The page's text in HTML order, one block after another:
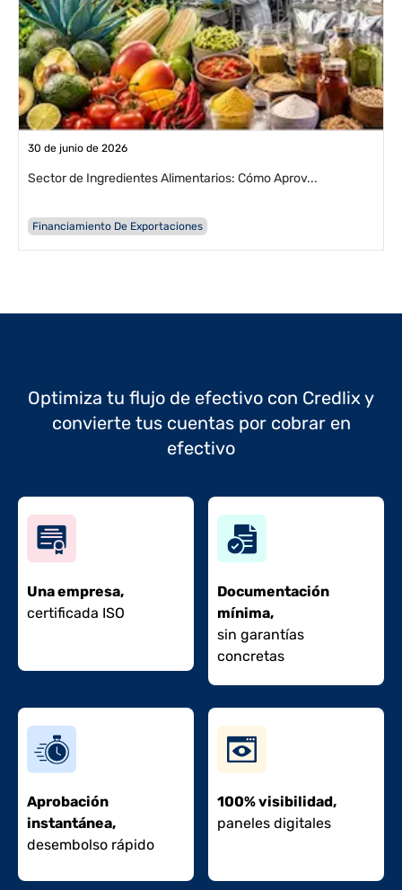
30 de junio de 2026
Sector de Ingredientes Alimentarios: Cómo Aprov...
Financiamiento De Exportaciones
Optimiza tu flujo de efectivo con Credlix y
convierte tus cuentas por cobrar en
efectivo
Una empresa,
certificada ISO
Documentación
mínima,
sin garantías
concretas
Aprobación
instantánea,
desembolso rápido
100% visibilidad,
paneles digitales